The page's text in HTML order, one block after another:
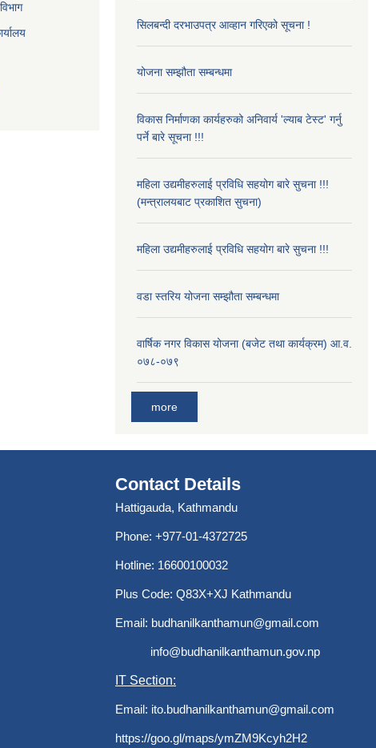
सिलबन्दी दरभाउपत्र आव्हान गरिएको सूचना !
योजना सम्झौता सम्बन्धमा
विकास निर्माणका कार्यहरुको अनिवार्य 'ल्याब टेस्ट' गर्नु
पर्ने बारे सूचना !!!
महिला उद्यमीहरुलाई प्रविधि सहयोग बारे सुचना !!!
(मन्त्रालयबाट प्रकाशित सुचना)
महिला उद्यमीहरुलाई प्रविधि सहयोग बारे सुचना !!!
वडा स्तरिय योजना सम्झौता सम्बन्धमा
वार्षिक नगर विकास योजना (बजेट तथा कार्यक्रम) आ.व.
०७८-०७९
more
Contact Details
Hattigauda, Kathmandu
Phone: +977-01-4372725
Hotline: 16600100032
Plus Code: Q83X+XJ Kathmandu
Email: budhanilkanthamun@gmail.com
info@budhanilkanthamun.gov.np
IT Section:
Email: ito.budhanilkanthamun@gmail.com
https://goo.gl/maps/ymZM9Kcyh2H2